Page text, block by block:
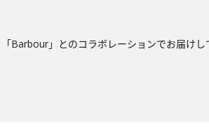
Barbour」とのコラボレーションでお届け